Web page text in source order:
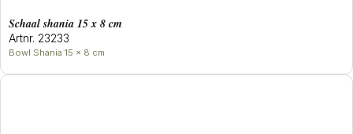
Schaal shania 15 x 8 cm
Artnr. 23233
Bowl Shania 15 x 8 cm